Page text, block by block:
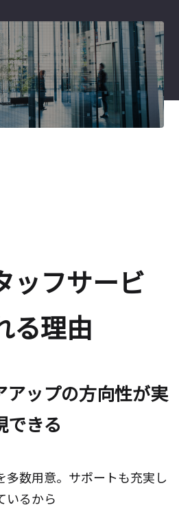
ッフサービ
る理由
アップの方向性が実
できる
多数用意。サポートも充実し
いるから